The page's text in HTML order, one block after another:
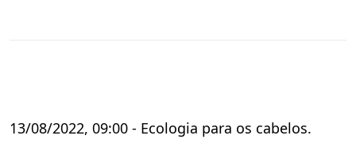
13/08/2022, 09:00 - Ecologia para os cabelos.